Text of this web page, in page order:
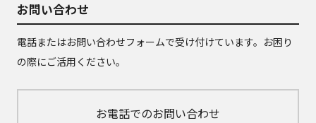
お問い合わせ
電話またはお問い合わせフォームで受け付けています。お困り
の際にご活用ください。
お電話でのお問い合わせ